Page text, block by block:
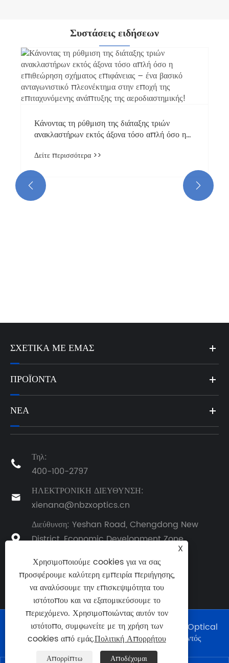
Συστάσεις ειδήσεων
Κάνοντας τη ρύθμιση της διάταξης τριών
ανακλαστήρων εκτός άξονα τόσο απλή όσο η
βασικό ανταγωνιστικό πλεονέκτημα στην
εποχή της επιταχυνόμενης ανάπτυξης της
αεροδιαστημικής!
Δείτε περισσότερα >>
 
ΣΧΕΤΙΚΆ ΜΕ ΕΜΆΣ
ΠΡΟΪΌΝΤΑ
ΝΈΑ

Τηλ:
400-100-2797

ΗΛΕΚΤΡΟΝΙΚΗ ΔΙΕΥΘΥΝΣΗ:
xienana@nbzxoptics.cn

Διεύθυνση: Yeshan Road, Chengdong New
District, Economic Development Zone,
Πνευματικά δικαιώματα © 2024 Ningbo Zhixing Optical
Technology Co., Ltd. Με την επιφύλαξη παντός
δικαιώματος.
X
Χρησιμοποιούμε cookies για να σας
προσφέρουμε καλύτερη εμπειρία περιήγησης,
να αναλύσουμε την επισκεψιμότητα του
ιστότοπου και να εξατομικεύσουμε το
περιεχόμενο. Χρησιμοποιώντας αυτόν τον
ιστότοπο, συμφωνείτε με τη χρήση των
cookies από εμάς.Πολιτική Απορρήτου
Απορρίπτω Αποδέχομαι